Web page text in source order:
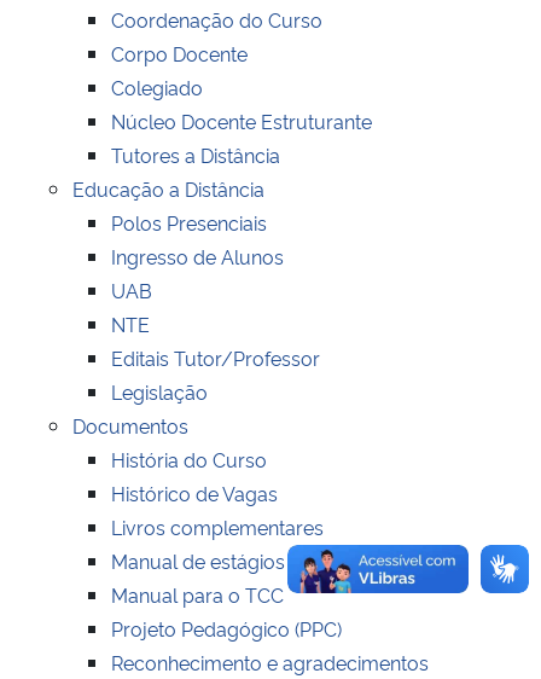
Ministério de Minas e Energia
Ministério da Ciência, Tecnologia, Inovações e Comunicações
Ministério do Meio Ambiente
Ministério do Turismo
Ministério da Mulher, da Família e dos Direitos Humanos
Secretaria-Geral
Secretaria de Governo
Gabinete de Segurança Institucional
Advocacia-Geral da União
Coordenação do Curso
Corpo Docente
Colegiado
Núcleo Docente Estruturante
Tutores a Distância
Educação a Distância
Polos Presenciais
Ingresso de Alunos
UAB
NTE
Editais Tutor/Professor
Legislação
Documentos
História do Curso
Histórico de Vagas
Livros complementares
Manual de estágios
Manual para o TCC
Projeto Pedagógico (PPC)
Reconhecimento e agradecimentos